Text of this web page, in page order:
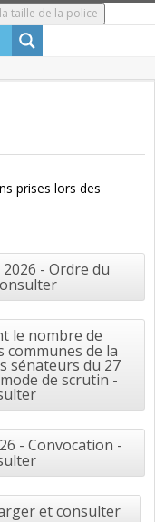
taille de la police
prises lors des
- Ordre du
le nombre de
de la
sénateurs du 27
de scrutin -
- Convocation -
et consulter